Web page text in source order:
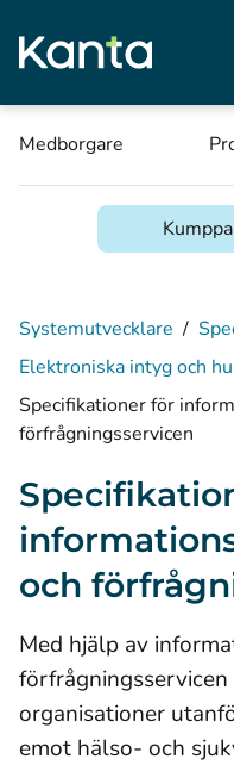
Medborgare
Systemutvecklare /
Elektroniska intyg och
Specifikationer för
förfrågningsservicen
och
Med hjälp av
organisationer
emot hälso- och